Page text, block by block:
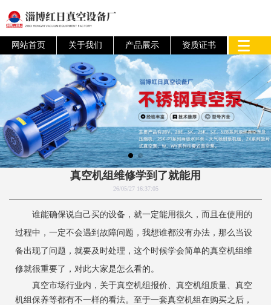
网站首页 关于我们 产品展示 资质证书
真空机组维修学到了就能用
26/05/27 16:37:05
谁能确保说自己买的设备，就一定能用很久，而且在使用的
过程中，一定不会遇到故障问题，我想谁都没有办法，那么当设
备出现了问题，就要及时处理，这个时候学会简单的真空机组维
修就很重要了，对此大家是怎么看的。
真空市场行业内，关于真空机组报价、真空机组质量、真空
机组保养等都有不一样的看法。至于一套真空机组在购买之后，